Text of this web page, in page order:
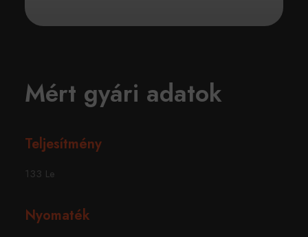
Mért gyári adatok
Teljesítmény
133 Le
Nyomaték